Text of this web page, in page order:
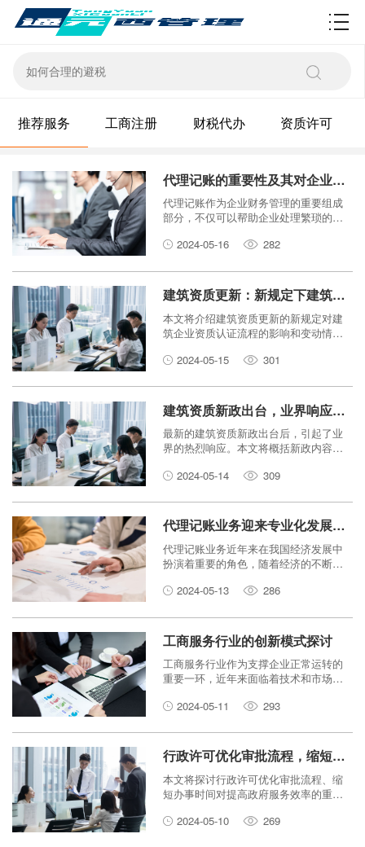
资质许可
推荐服务 工商注册 财税代办 资质许可
代理记账的重要性及其对企业发展的价值
代理记账作为企业财务管理的重要组成
部分，不仅可以帮助企业处理繁琐的财
的财务数据和专业的财务咨询。本文将
展的价值。
2024-05-16 282
建筑资质更新：新规定下建筑企业资质认证流程变动
本文将介绍建筑资质更新的新规定对建
筑企业资质认证流程的影响和变动情
2024-05-15
301
建筑资质新政出台，业界响应热烈
最新的建筑资质新政出台后，引起了业
界的热烈响应。本文将概括新政内容，
2024-05-14
309
代理记账业务迎来专业化发展，服务领域不断扩大
代理记账业务近年来在我国经济发展中
扮演着重要的角色，随着经济的不断发
的发展，并且其服务领域也不断扩大。
2024-05-13 286
工商服务行业的创新模式探讨
工商服务行业作为支撑企业正常运转的
重要一环，近年来面临着技术和市场变
业在创新模式方面的应对之道。
2024-05-11 293
行政许可优化审批流程，缩短办事时间
本文将探讨行政许可优化审批流程、缩
短办事时间对提高政府服务效率的重要
短办事时间来提升行政效率。
2024-05-10 269